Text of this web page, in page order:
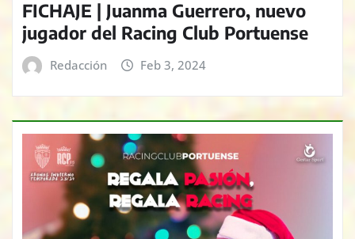
FICHAJE | Juanma Guerrero, nuevo
jugador del Racing Club Portuense
Redacción Feb 3, 2024